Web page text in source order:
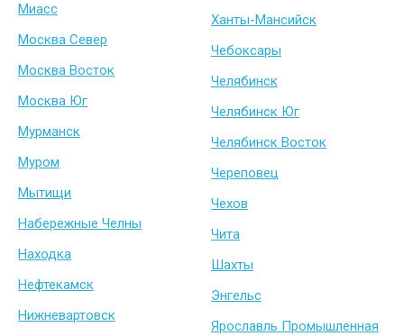
Миасс
Москва Север
Москва Восток
Москва Юг
Мурманск
Муром
Мытищи
Набережные Челны
Находка
Нефтекамск
Нижневартовск
Ханты-Мансийск
Чебоксары
Челябинск
Челябинск Юг
Челябинск Восток
Череповец
Чехов
Чита
Шахты
Энгельс
Ярославль Промышленная